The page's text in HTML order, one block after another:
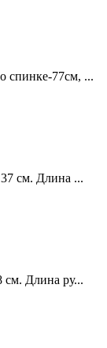
спинке-77см, ...
см. Длина ...
см. Длина ру...